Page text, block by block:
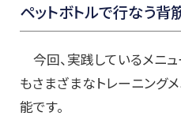
ペットボトルで行なう背
今回、実践しているメニ
もさまざまなトレーニング
能です。